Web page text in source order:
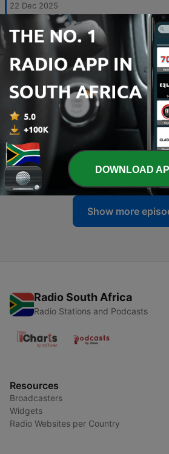
22 Dec 2025
28 - Demiryolu Hikayecileri Bir Rüya •
06 Dec 2025
26 - İnsanın Anlam Arayışı • Viktor
İlber ORTAYLI - Bir Ömür Nasıl
07 Aug 2022
24 - William SHAKESPEARE -
Bekleme (şiir)
24 Jul 2022
Show more
Radio South Africa
Radio Stations and Podcasts
Resources
Broadcasters
Widgets
Radio Websites per Country
DOWNLOAD